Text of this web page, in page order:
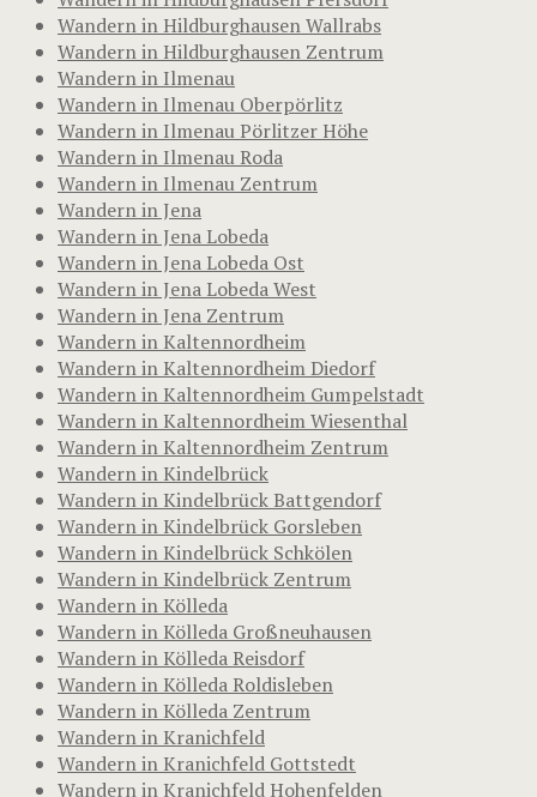
Wandern in Hildburghausen Wallrabs
Wandern in Hildburghausen Zentrum
Wandern in Ilmenau
Wandern in Ilmenau Oberpörlitz
Wandern in Ilmenau Pörlitzer Höhe
Wandern in Ilmenau Roda
Wandern in Ilmenau Zentrum
Wandern in Jena
Wandern in Jena Lobeda
Wandern in Jena Lobeda Ost
Wandern in Jena Lobeda West
Wandern in Jena Zentrum
Wandern in Kaltennordheim
Wandern in Kaltennordheim Diedorf
Wandern in Kaltennordheim Gumpelstadt
Wandern in Kaltennordheim Wiesenthal
Wandern in Kaltennordheim Zentrum
Wandern in Kindelbrück
Wandern in Kindelbrück Battgendorf
Wandern in Kindelbrück Gorsleben
Wandern in Kindelbrück Schkölen
Wandern in Kindelbrück Zentrum
Wandern in Kölleda
Wandern in Kölleda Großneuhausen
Wandern in Kölleda Reisdorf
Wandern in Kölleda Roldisleben
Wandern in Kölleda Zentrum
Wandern in Kranichfeld
Wandern in Kranichfeld Gottstedt
Wandern in Kranichfeld Hohenfelden